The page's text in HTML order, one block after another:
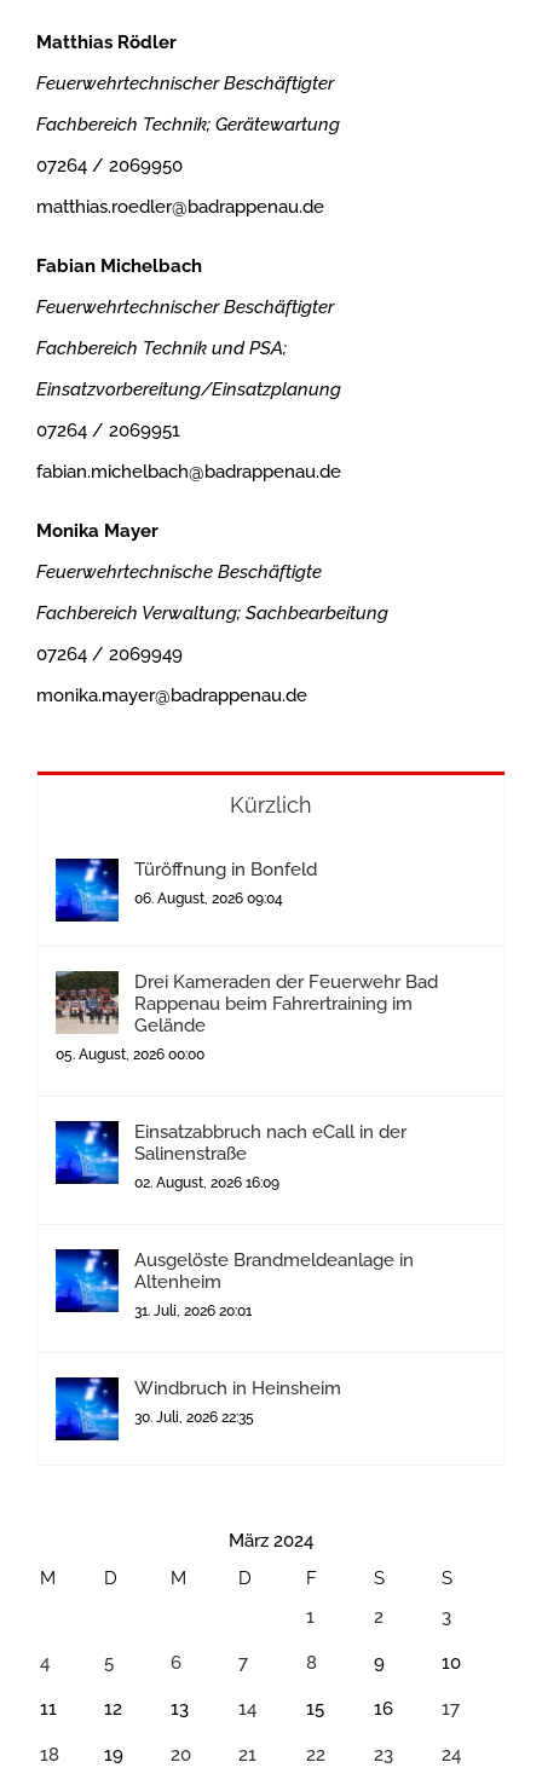
Matthias Rödler
Feuerwehrtechnischer Beschäftigter
Fachbereich Technik; Gerätewartung
07264 / 2069950
matthias.roedler@badrappenau.de
Fabian Michelbach
Feuerwehrtechnischer Beschäftigter
Fachbereich Technik und PSA;
Einsatzvorbereitung/Einsatzplanung
07264 / 2069951
fabian.michelbach@badrappenau.de
Monika Mayer
Feuerwehrtechnische Beschäftigte
Fachbereich Verwaltung; Sachbearbeitung
07264 / 2069949
monika.mayer@badrappenau.de
Kürzlich
Türöffnung in Bonfeld
06. August, 2026 09:04
Drei Kameraden der Feuerwehr Bad
Rappenau beim Fahrertraining im
Gelände
05. August, 2026 00:00
Einsatzabbruch nach eCall in der
Salinenstraße
02. August, 2026 16:09
Ausgelöste Brandmeldeanlage in
Altenheim
31. Juli, 2026 20:01
Windbruch in Heinsheim
30. Juli, 2026 22:35
März 2024
M
D M D F S
S
1
2 3
4 5 6 7 8 9 10
11 12 13 14 15 16 17
18 19 20 21 22 23 24